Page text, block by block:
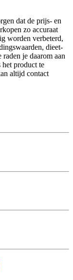
dat de prijs- en
zo accuraat
worden verbeterd,
dieet-
je daarom aan
het product te
altijd contact